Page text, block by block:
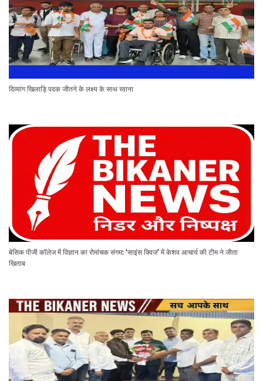
दिव्यांग खिलाड़ि पदक जीतने के लक्ष्य के साथ रवाना
बेसिक पीजी कॉलेज में विज्ञान का रोमांचक संगम: ‘साइंस क्विज’ में केशव आचार्य की टीम ने जीता
खिताब